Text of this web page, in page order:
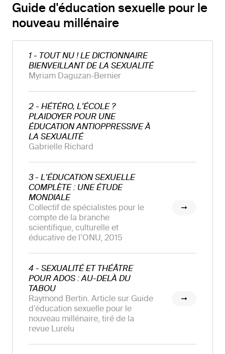
Guide d'éducation sexuelle pour le
nouveau millénaire
1 - TOUT NU ! LE DICTIONNAIRE
BIENVEILLANT DE LA SEXUALITÉ
Myriam Daguzan-Bernier
2 - HÉTÉRO, L’ÉCOLE ?
PLAIDOYER POUR UNE
ÉDUCATION ANTIOPPRESSIVE À
LA SEXUALITÉ
Gabrielle Richard
3 - L’ÉDUCATION SEXUELLE
COMPLÈTE : UNE ÉTUDE
MONDIALE
Collectif de spécialistes pour le
compte de la branche
scientifique, culturelle et
éducative de l’ONU, 2015
4 - SEXUALITÉ ET THÉÂTRE
POUR ADOS : AU-DELÀ DU
TABOU
Raymond Bertin. Article sur Guide
d’éducation sexuelle pour le
nouveau millénaire, tiré de la
revue Lurelu